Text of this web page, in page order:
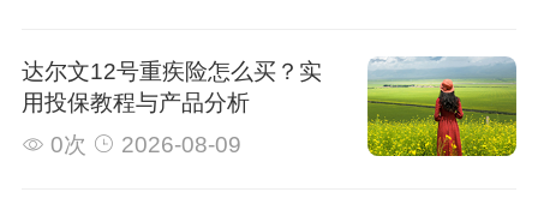
达尔文12号重疾险怎么买？实
用投保教程与产品分析
0次
2026-08-09